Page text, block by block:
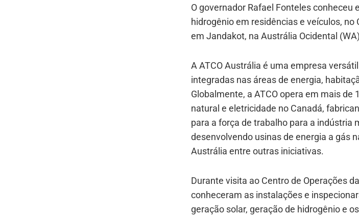
O governador Rafael Fonteles conheceu
hidrogênio em residências e veículos, no
em Jandakot, na Austrália Ocidental
A ATCO Austrália é uma empresa
integradas nas áreas de energia,
Globalmente, a ATCO opera em mais de
natural e eletricidade no Canadá,
para a força de trabalho para a indústria
desenvolvendo usinas de energia a gás
Austrália entre outras iniciativas.
Durante visita ao Centro de Operações
conheceram as instalações e
geração solar, geração de hidrogênio e